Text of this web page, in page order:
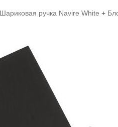
Шариковая ручка Navire White +